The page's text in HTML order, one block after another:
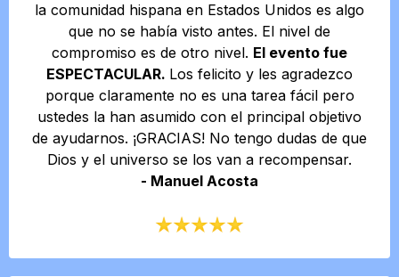
la comunidad hispana en Estados Unidos es algo
que no se había visto antes. El nivel de
compromiso es de otro nivel. El evento fue
ESPECTACULAR. Los felicito y les agradezco
porque claramente no es una tarea fácil pero
ustedes la han asumido con el principal objetivo
de ayudarnos. ¡GRACIAS! No tengo dudas de que
Dios y el universo se los van a recompensar.
- Manuel Acosta